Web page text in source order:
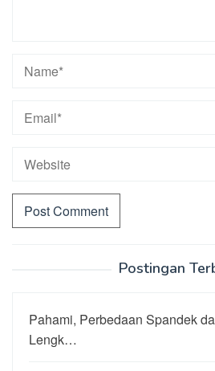
Postingan
Pahami, Perbedaan Spandek
Lengk…